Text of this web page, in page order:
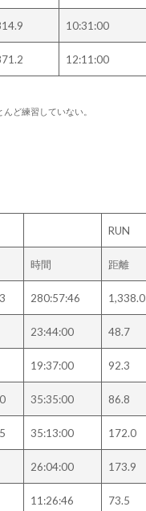
10:31:00
12:11:00
ど練習していない。
RUN
時間 距離
280:57:46 1,338.0
23:44:00 48.7
19:37:00 92.3
35:35:00 86.8
35:13:00 172.0
26:04:00 173.9
11:26:46 73.5